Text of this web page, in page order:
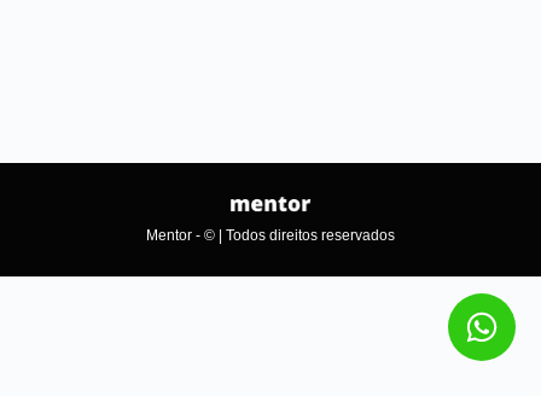
Mentor - © | Todos direitos reservados